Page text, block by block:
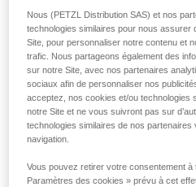
Mousses de
absorbantes
Mousses de rechange
Les mousses de rechange
à cellules ouvertes. Elles
casques Petzl.
Nous (PETZL Distribution SAS) et nos
technologies similaires pour nous assurer
Site, pour personnaliser notre contenu et
trafic. Nous partageons également des
sur notre Site, avec nos partenaires
sociaux afin de personnaliser nos
acceptez, nos cookies et/ou technologies
notre Site et ne vous suivront pas sur
technologies similaires de nos
navigation.
Vous pouvez retirer votre consentement
Paramètres des cookies » prévu à cet